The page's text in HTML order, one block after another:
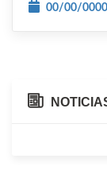
00/00/0000